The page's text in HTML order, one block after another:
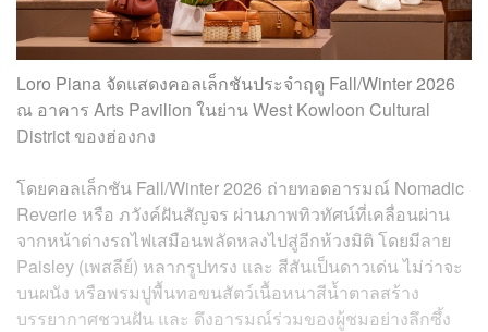
Loro Piana จัดแสดงคอลเล็กชันประจำฤดู Fall/Winter 2026
ณ อาคาร Arts Pavilion ในย่าน West Kowloon Cultural
District ของฮ่องกง
โดยคอลเล็กชัน Fall/Winter 2026 ถ่ายทอดอารมณ์ Nomadic
Reverie หรือ ภวังค์ฝันสัญจร ผ่านภาพทิวทัศน์ที่เคลื่อนผ่าน
จากหน้าต่างรถไฟเสมือนพลัดหลงไปสู่อีกห้วงมิติ โดยมีลาย
Paisley (เพสลีย์) หลากรูปทรง และ สีสันเป็นดาวเด่น ไม่ว่าจะ
บนผนัง หรือพรมปูพื้นทอขนสัตว์เนื้อหนาสีน้ำตาลสร้าง
บรรยากาศชวนฝัน และ ดึงอารมณ์ร่วมของผู้ชมอย่างลึกซึ้ง